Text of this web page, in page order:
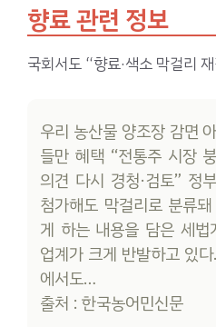
향료 관련 정보
국회서도 “향료·색소 막걸리
우리 농산물 양조장 감면
들만 혜택 “전통주 시장
의견 다시 경청·검토” 정
첨가해도 막걸리로 분류
게 하는 내용을 담은 세법
업계가 크게 반발하고 있
에서도…
출처 : 한국농어민신문